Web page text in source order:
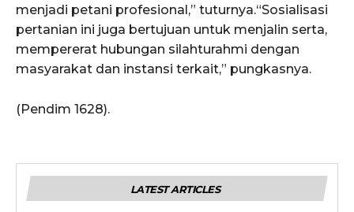
menjadi petani profesional,” tuturnya.“Sosialisasi
pertanian ini juga bertujuan untuk menjalin serta,
mempererat hubungan silahturahmi dengan
masyarakat dan instansi terkait,” pungkasnya.
(Pendim 1628).
LATEST ARTICLES